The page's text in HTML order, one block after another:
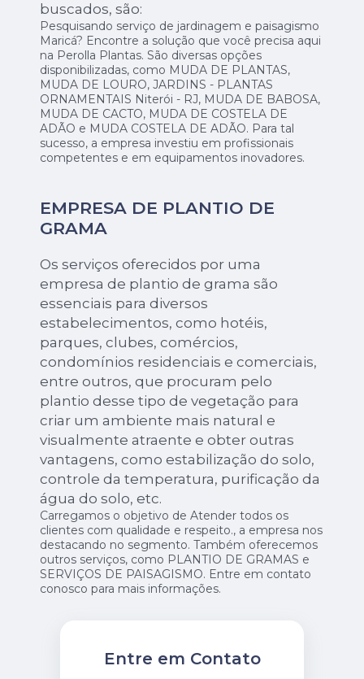
buscados, são:
Pesquisando serviço de jardinagem e paisagismo
Maricá? Encontre a solução que você precisa aqui
na Perolla Plantas. São diversas opções
disponibilizadas, como MUDA DE PLANTAS,
MUDA DE LOURO, JARDINS - PLANTAS
ORNAMENTAIS Niterói - RJ, MUDA DE BABOSA,
MUDA DE CACTO, MUDA DE COSTELA DE
ADÃO e MUDA COSTELA DE ADÃO. Para tal
sucesso, a empresa investiu em profissionais
competentes e em equipamentos inovadores.
EMPRESA DE PLANTIO DE
GRAMA
Os serviços oferecidos por uma
empresa de plantio de grama são
essenciais para diversos
estabelecimentos, como hotéis,
parques, clubes, comércios,
condomínios residenciais e comerciais,
entre outros, que procuram pelo
plantio desse tipo de vegetação para
criar um ambiente mais natural e
visualmente atraente e obter outras
vantagens, como estabilização do solo,
controle da temperatura, purificação da
água do solo, etc.
Carregamos o objetivo de Atender todos os
clientes com qualidade e respeito., a empresa nos
destacando no segmento. Também oferecemos
outros serviços, como PLANTIO DE GRAMAS e
SERVIÇOS DE PAISAGISMO. Entre em contato
conosco para mais informações.
Entre em Contato